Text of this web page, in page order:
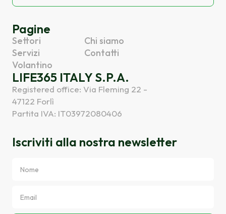
Pagine
Settori
Servizi
Volantino
Chi siamo
Contatti
LIFE365 ITALY S.P.A.
Registered office: Via Fleming 22 -
47122 Forlì
Partita IVA: IT03972080406
Iscriviti alla nostra newsletter